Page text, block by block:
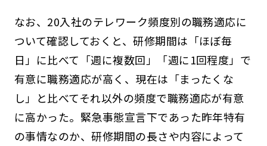
なお、20入社のテレワーク頻度別の職務適応に
ついて確認しておくと、研修期間は「ほぼ毎
日」に比べて「週に複数回」「週に1回程度」で
有意に職務適応が高く、現在は「まったくな
し」と比べてそれ以外の頻度で職務適応が有意
に高かった。緊急事態宣言下であった昨年特有
の事情なのか、研修期間の長さや内容によって